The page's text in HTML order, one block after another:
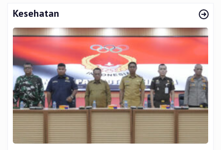
Kesehatan